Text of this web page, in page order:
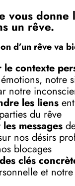
vous donne
un rêve.
d’un rêve va
le contexte
notre
notre
les liens
du rêve
messages
nos désirs
blocages
clés
et